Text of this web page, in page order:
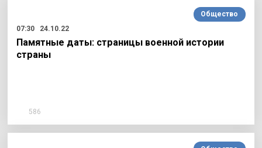
Общество
07:30
24.10.22
Памятные даты: страницы военной истории
страны
586